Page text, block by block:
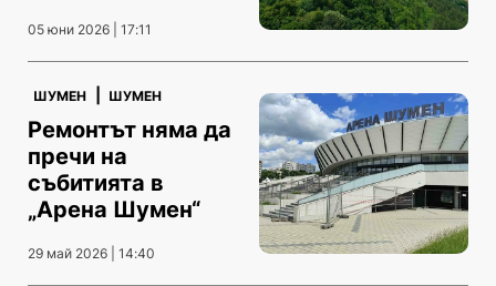
05 юни 2026 | 17:11
ШУМЕН ШУМЕН
Ремонтът няма да
пречи на
събитията в
„Арена Шумен“
29 май 2026 | 14:40